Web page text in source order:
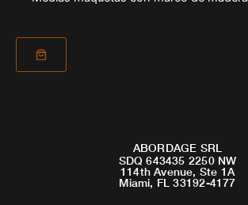
ABORDAGE SRL
SDQ 643435 2250 NW
114th Avenue, Ste 1A
Miami, FL 33192-4177